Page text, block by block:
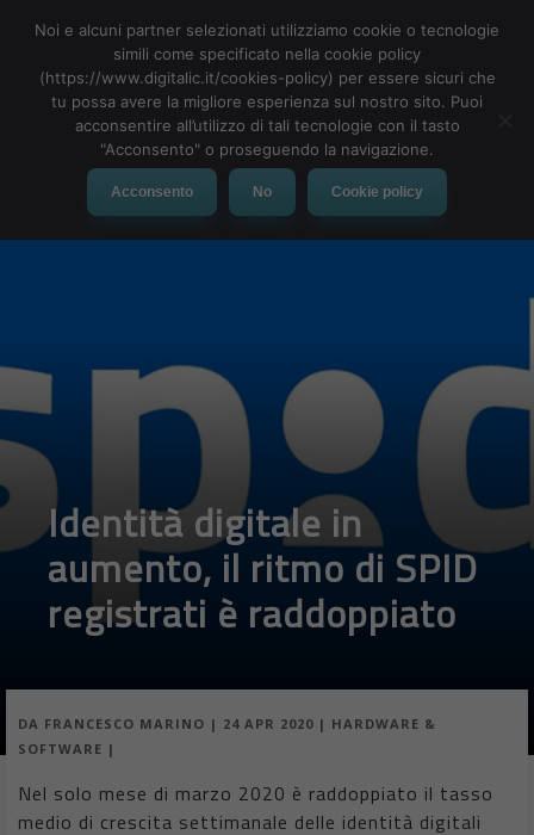
MENU
Identità digitale in
aumento, il ritmo di SPID
registrati è raddoppiato
DA FRANCESCO MARINO | 24 APR 2020 | HARDWARE &
SOFTWARE |
Nel solo mese di marzo 2020 è raddoppiato il tasso
medio di crescita settimanale delle identità digitali
Noi e alcuni partner selezionati utilizziamo cookie o tecnologie
simili come specificato nella cookie policy
(https://www.digitalic.it/cookies-policy) per essere sicuri che
tu possa avere la migliore esperienza sul nostro sito. Puoi
acconsentire all’utilizzo di tali tecnologie con il tasto
"Acconsento" o proseguendo la navigazione.
Acconsento No Cookie policy